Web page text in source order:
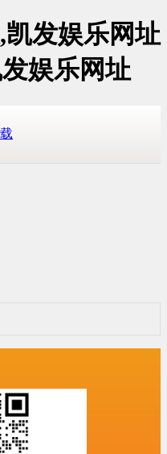
凯发娱乐网址
娱乐网址